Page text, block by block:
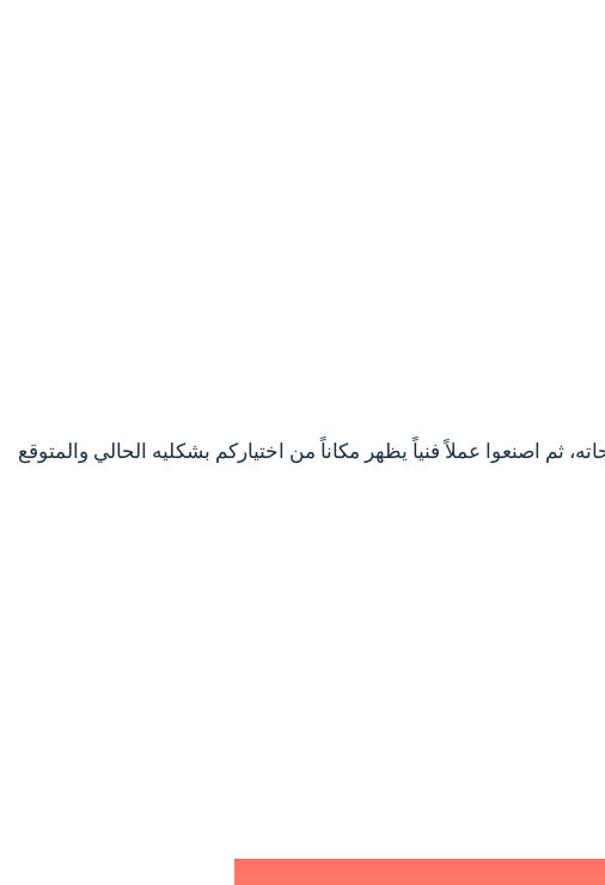
ثم اصنعوا عملاً فنياً يظهر مكاناً من اختياركم بشكليه الحالي والمتوقع